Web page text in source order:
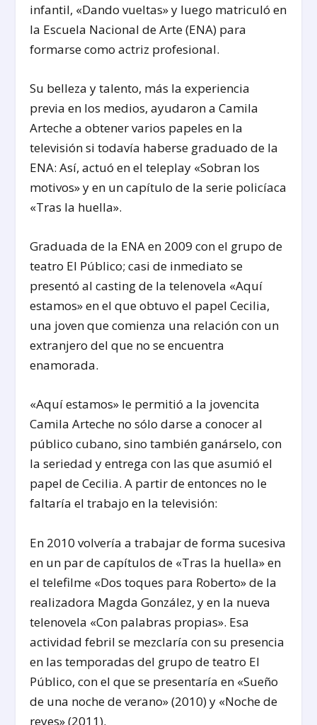
infantil, «Dando vueltas» y luego matriculó en
la Escuela Nacional de Arte (ENA) para
formarse como actriz profesional.
Su belleza y talento, más la experiencia
previa en los medios, ayudaron a Camila
Arteche a obtener varios papeles en la
televisión si todavía haberse graduado de la
ENA: Así, actuó en el teleplay «Sobran los
motivos» y en un capítulo de la serie policíaca
«Tras la huella».
Graduada de la ENA en 2009 con el grupo de
teatro El Público; casi de inmediato se
presentó al casting de la telenovela «Aquí
estamos» en el que obtuvo el papel Cecilia,
una joven que comienza una relación con un
extranjero del que no se encuentra
enamorada.
«Aquí estamos» le permitió a la jovencita
Camila Arteche no sólo darse a conocer al
público cubano, sino también ganárselo, con
la seriedad y entrega con las que asumió el
papel de Cecilia. A partir de entonces no le
faltaría el trabajo en la televisión:
En 2010 volvería a trabajar de forma sucesiva
en un par de capítulos de «Tras la huella» en
el telefilme «Dos toques para Roberto» de la
realizadora Magda González, y en la nueva
telenovela «Con palabras propias». Esa
actividad febril se mezclaría con su presencia
en las temporadas del grupo de teatro El
Público, con el que se presentaría en «Sueño
de una noche de verano» (2010) y «Noche de
reyes» (2011).